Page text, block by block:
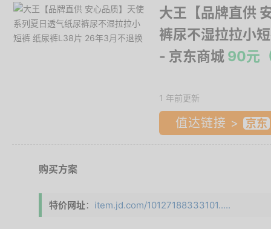
大王【品牌直供
裤尿不湿拉拉小
- 京东商城 90元
1 年前更新
值达链接 >
购买方案
特价网址： item.jd.com/10127188333101.....